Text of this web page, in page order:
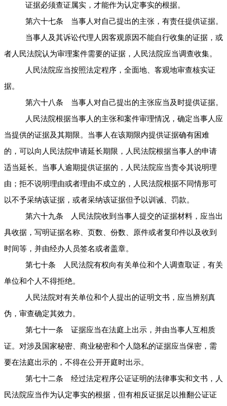
证据必须查证属实，才能作为认定事实的根据。
第六十七条 当事人对自己提出的主张，有责任提供证据。
当事人及其诉讼代理人因客观原因不能自行收集的证据，或
者人民法院认为审理案件需要的证据，人民法院应当调查收集。
人民法院应当按照法定程序，全面地、客观地审查核实证
据。
第六十八条 当事人对自己提出的主张应当及时提供证据。
人民法院根据当事人的主张和案件审理情况，确定当事人应
当提供的证据及其期限。当事人在该期限内提供证据确有困难
的，可以向人民法院申请延长期限，人民法院根据当事人的申请
适当延长。当事人逾期提供证据的，人民法院应当责令其说明理
由；拒不说明理由或者理由不成立的，人民法院根据不同情形可
以不予采纳该证据，或者采纳该证据但予以训诫、罚款。
第六十九条 人民法院收到当事人提交的证据材料，应当出
具收据，写明证据名称、页数、份数、原件或者复印件以及收到
时间等，并由经办人员签名或者盖章。
第七十条 人民法院有权向有关单位和个人调查取证，有关
单位和个人不得拒绝。
人民法院对有关单位和个人提出的证明文书，应当辨别真
伪，审查确定其效力。
第七十一条 证据应当在法庭上出示，并由当事人互相质
证。对涉及国家秘密、商业秘密和个人隐私的证据应当保密，需
要在法庭出示的，不得在公开开庭时出示。
第七十二条 经过法定程序公证证明的法律事实和文书，人
民法院应当作为认定事实的根据，但有相反证据足以推翻公证证